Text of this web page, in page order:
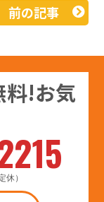
前の記事
料!お気
休）